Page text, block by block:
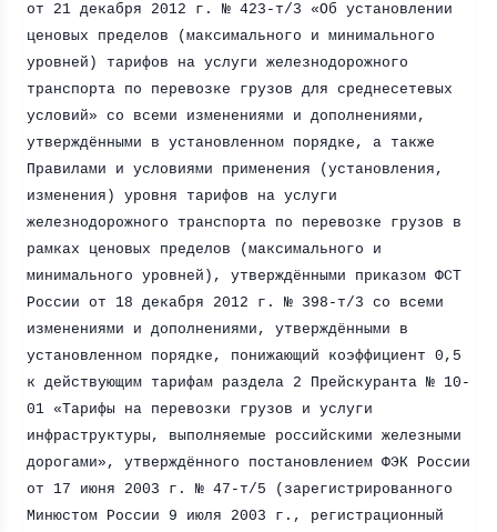
от 21 декабря 2012 г . № 423-т/3 «Об установлении
ценовых пределов (максимального и минимального
уровней) тарифов на услуги железнодорожного
транспорта по перевозке грузов для среднесетевых
условий» со всеми изменениями и дополнениями,
утверждёнными в установленном порядке, а также
Правилами и условиями применения (установления,
изменения) уровня тарифов на услуги
железнодорожного транспорта по перевозке грузов в
рамках ценовых пределов (максимального и
минимального уровней), утверждёнными приказом ФСТ
России от 18 декабря 2012 г . № 398-т/3 со всеми
изменениями и дополнениями, утверждёнными в
установленном порядке, понижающий коэффициент 0,5
к действующим тарифам раздела 2 Прейскуранта № 10-
01 «Тарифы на перевозки грузов и услуги
инфраструктуры, выполняемые российскими железными
дорогами», утверждённого постановлением ФЭК России
от 17 июня 2003 г . № 47-т/5 (зарегистрированного
Минюстом России 9 июля 2003 г ., регистрационный